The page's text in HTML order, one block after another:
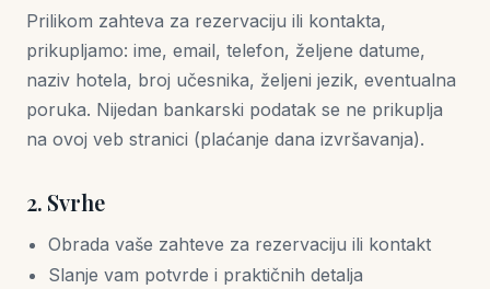
Prilikom zahteva za rezervaciju ili kontakta,
prikupljamo: ime, email, telefon, željene datume,
naziv hotela, broj učesnika, željeni jezik, eventualna
poruka. Nijedan bankarski podatak se ne prikuplja
na ovoj veb stranici (plaćanje dana izvršavanja).
2. Svrhe
Obrada vaše zahteve za rezervaciju ili kontakt
Slanje vam potvrde i praktičnih detalja